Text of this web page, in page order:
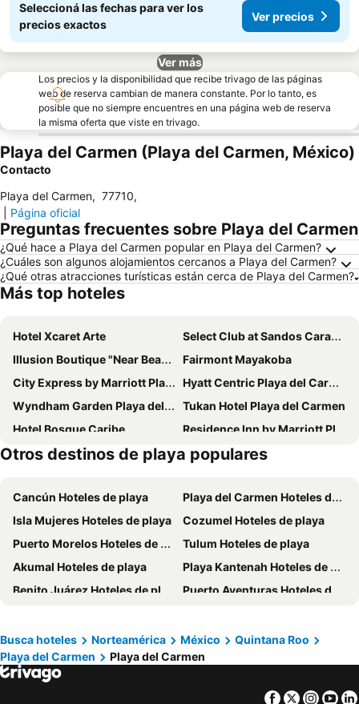
Seleccioná las fechas para ver los
precios exactos
Ver precios
Ver más
Los precios y la disponibilidad que recibe trivago de las páginas
web de reserva cambian de manera constante. Por lo tanto, es
posible que no siempre encuentres en una página web de reserva
la misma oferta que viste en trivago.
Playa del Carmen (Playa del Carmen, México)
Contacto
Playa del Carmen, 77710,
Página oficial
Preguntas frecuentes sobre Playa del Carmen
¿Qué hace a Playa del Carmen popular en Playa del Carmen?
¿Cuáles son algunos alojamientos cercanos a Playa del Carmen?
¿Qué otras atracciones turísticas están cerca de Playa del Carmen?
Más top hoteles
Hotel Xcaret Arte
Select Club at Sandos Caracol All Inclusive - Adults Only Area
Illusion Boutique "Near Beach"
Fairmont Mayakoba
City Express by Marriott Playa Del Carmen
Hyatt Centric Playa del Carmen
Wyndham Garden Playa del Carmen
Tukan Hotel Playa del Carmen
Hotel Bosque Caribe
Residence Inn by Marriott Playa del Carmen
Zel Cozumel
Sunset Fishermen Beach Resort
El Taj Oceanfront & Beachside Condo Hotel
Antera Hotel & Residences
Aloft by Marriott Playa del Carmen
Cozumel Hotel & Resort
Balam Playa - 15Th Ave
Hotel Colonial Playa del Carmen
Hacienda Paradise Hotel
The Fives Downtown Hotel & Residences, Curio Collection by Hilton
Magic Blue Spa Boutique Hotel Adults Only
Terrasse Hotel Playa del Carmen
Playa Palms Beach Hotel
Hotel Riviera Del Sol
La Pasion Hotel Boutique by Bunik
BFH ATTRACTION Deluxe Hotel, Centro Playa del Carmen
Posada Mariposa Boutique Hotel
Otros destinos de playa populares
Cancún Hoteles de playa
Playa del Carmen Hoteles de playa
Isla Mujeres Hoteles de playa
Cozumel Hoteles de playa
Puerto Morelos Hoteles de playa
Tulum Hoteles de playa
Akumal Hoteles de playa
Playa Kantenah Hoteles de playa
Benito Juárez Hoteles de playa
Puerto Aventuras Hoteles de playa
Busca hoteles
Norteamérica México
Quintana Roo
Playa del Carmen
Playa del Carmen
Facebook
Twitter